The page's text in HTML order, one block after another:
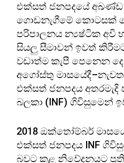
එක්සත් ජනපදයේ
ගොඩනැගීමේ කොටසක්
පරිපාලනය න්‍යෂ්ටික අවි
සියලු සීමාවන් ඉවත්
වඩාත්ම කැපී පෙනෙන
අගෝස්තු
එක්සත් ජනපදය අතරමැදි
බලකා (INF) ගිවිසුමෙන්
2018 ඔක්තෝම්බර්
එක්සත් ජනපදය INF
බවට කළ නිවේදනයට